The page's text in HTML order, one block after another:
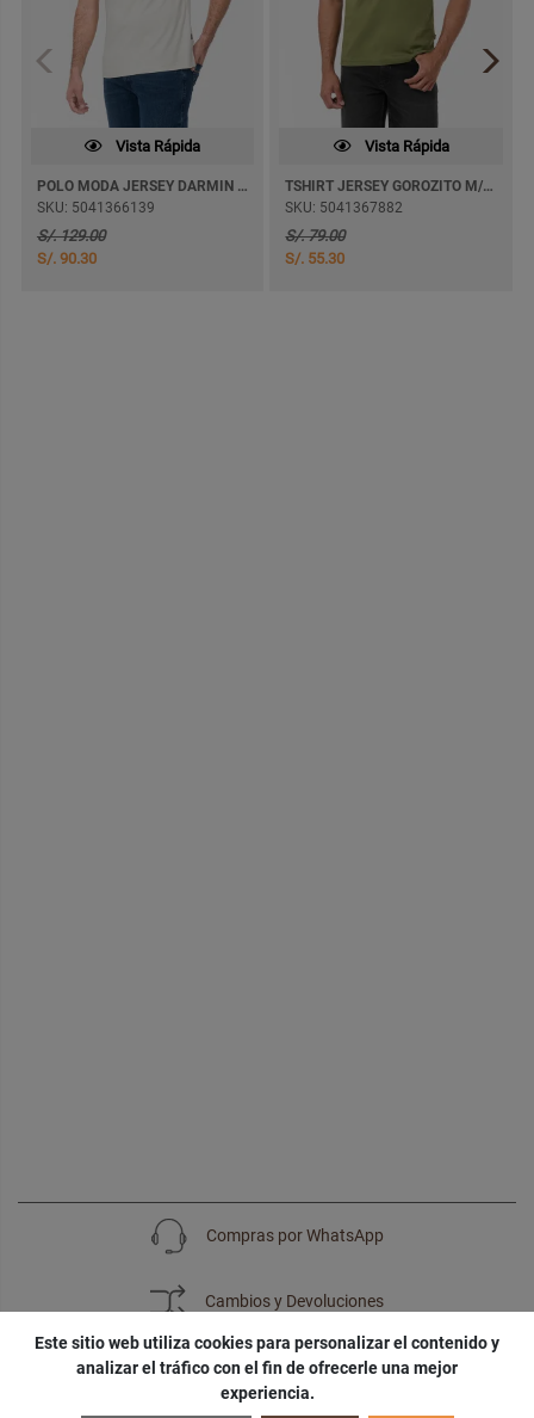
Vista Rápida
POLO MODA JERSEY DARMIN M/CORTA
SKU: 5041366139
S/. 129.00
S/. 90.30
Vista Rápida
TSHIRT JERSEY GOROZITO M/CORTA
SKU: 5041367882
S/. 79.00
S/. 55.30
Compras por WhatsApp
Cambios y Devoluciones
Este sitio web utiliza cookies para personalizar el contenido y
analizar el tráfico con el fin de ofrecerle una mejor
experiencia.